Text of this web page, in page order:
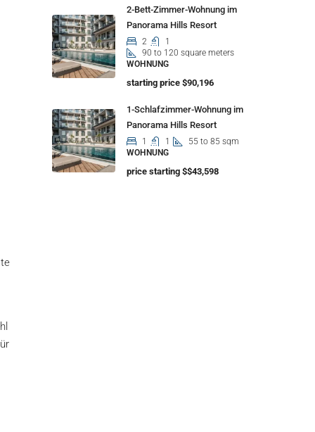
2-Bett-Zimmer-Wohnung im
Panorama Hills Resort
2
1
90 to 120 square meters
WOHNUNG
starting price $90,196
1-Schlafzimmer-Wohnung im
Panorama Hills Resort
1 1
55 to 85 sqm
WOHNUNG
price starting $$43,598